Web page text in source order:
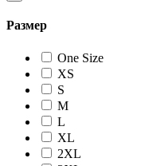
Размер
One Size
XS
S
M
L
XL
2XL